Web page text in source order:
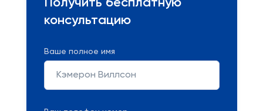
Получить бесплатную
консультацию
Ваше полное имя